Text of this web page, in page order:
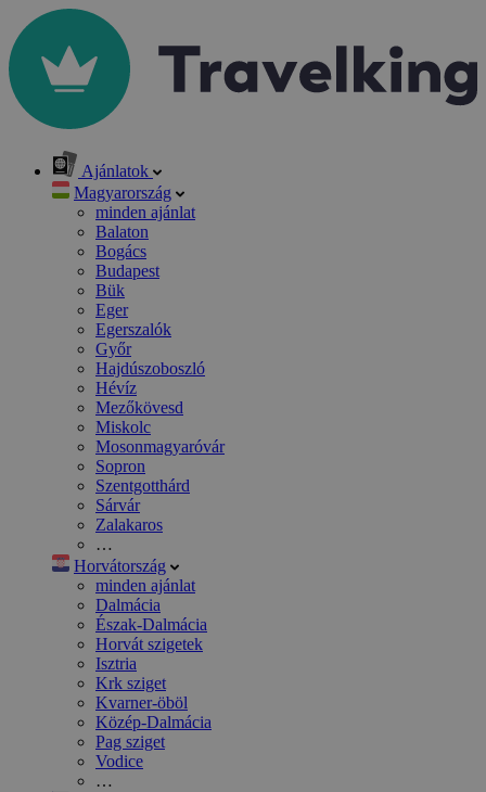
Ajánlatok
Magyarország
minden ajánlat
Balaton
Bogács
Budapest
Bük
Eger
Egerszalók
Győr
Hajdúszoboszló
Hévíz
Mezőkövesd
Miskolc
Mosonmagyaróvár
Sopron
Szentgotthárd
Sárvár
Zalakaros
…
Horvátország
minden ajánlat
Dalmácia
Észak-Dalmácia
Horvát szigetek
Isztria
Krk sziget
Kvarner-öböl
Közép-Dalmácia
Pag sziget
Vodice
…